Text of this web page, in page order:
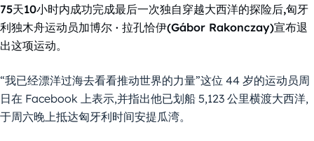
75天10小时内成功完成最后一次独自穿越大西洋的探险后,匈牙
利独木舟运动员加博尔 · 拉孔恰伊(Gábor Rakonczay)宣布退
出这项运动。
“我已经漂洋过海去看看推动世界的力量”这位 44 岁的运动员周
日在 Facebook 上表示,并指出他已划船 5,123 公里横渡大西洋,
于周六晚上抵达匈牙利时间安提瓜湾。